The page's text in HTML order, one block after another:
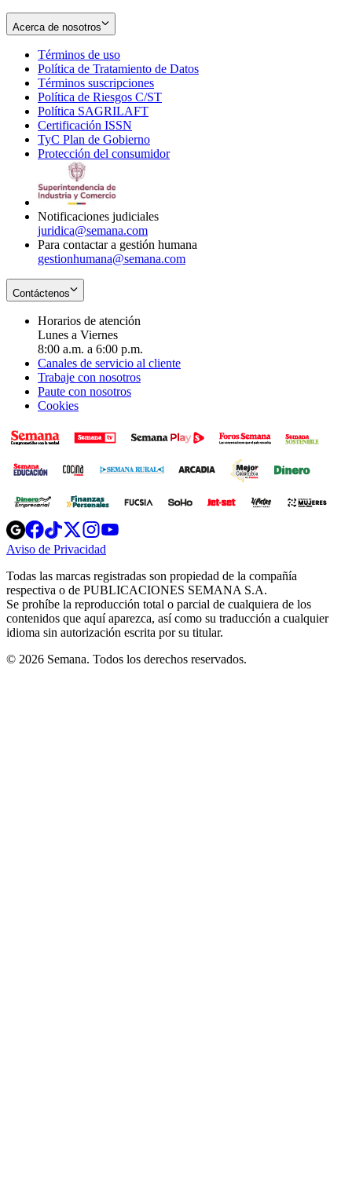
Acerca de nosotros
Términos de uso
in
new
window
Política de Tratamiento de Datos
Términos suscripciones
in
Política de Riesgos C/ST
Política SAGRILAFT
new
window
Certificación ISSN
in
new
TyC Plan de Gobierno
in
Protección del consumidorOpens
Notificaciones judiciales
juridica@semana.com
Para contactar a gestión humana
gestionhumana@semana.com
Contáctenos
Horarios de atención
Lunes a Viernes
8:00 a.m. a 6:00 p.m.
Canales de servicio al cliente
Trabaje con nosotros
Paute con nosotros
Cookies
Opens
in
new
Opens
in
new
Opens
in
new
window
Opens
new
windowwindow
Aviso de Privacidad
new
window
Todas las marcas registradas son propiedad de la compañía
respectiva o de PUBLICACIONES SEMANA S.A.
Se prohíbe la reproducción total o parcial de cualquiera de los
contenidos que aquí aparezca, así como su traducción a cualquier
idioma sin autorización escrita por su titular.
© 2026 Semana. Todos los derechos reservados.